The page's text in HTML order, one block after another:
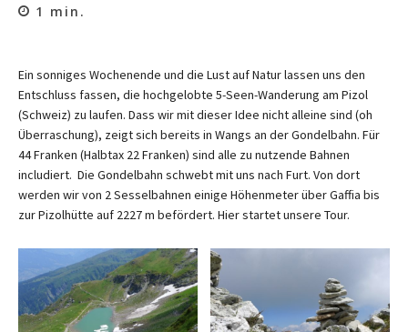
1 min.
Ein sonniges Wochenende und die Lust auf Natur lassen uns den
Entschluss fassen, die hochgelobte 5-Seen-Wanderung am Pizol
(Schweiz) zu laufen. Dass wir mit dieser Idee nicht alleine sind (oh
Überraschung), zeigt sich bereits in Wangs an der Gondelbahn. Für
44 Franken (Halbtax 22 Franken) sind alle zu nutzende Bahnen
includiert. Die Gondelbahn schwebt mit uns nach Furt. Von dort
werden wir von 2 Sesselbahnen einige Höhenmeter über Gaffia bis
zur Pizolhütte auf 2227 m befördert. Hier startet unsere Tour.